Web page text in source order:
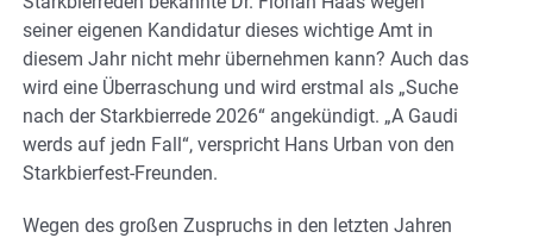
seiner eigenen Kandidatur dieses wichtige Amt in
diesem Jahr nicht mehr übernehmen kann? Auch das
wird eine Überraschung und wird erstmal als „Suche
nach der Starkbierrede 2026“ angekündigt. „A Gaudi
werds auf jedn Fall“, verspricht Hans Urban von den
Starkbierfest-Freunden.
Wegen des großen Zuspruchs in den letzten Jahren